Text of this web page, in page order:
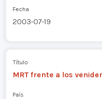
Fecha
2003-07-19
Título
MRT frente a los
País